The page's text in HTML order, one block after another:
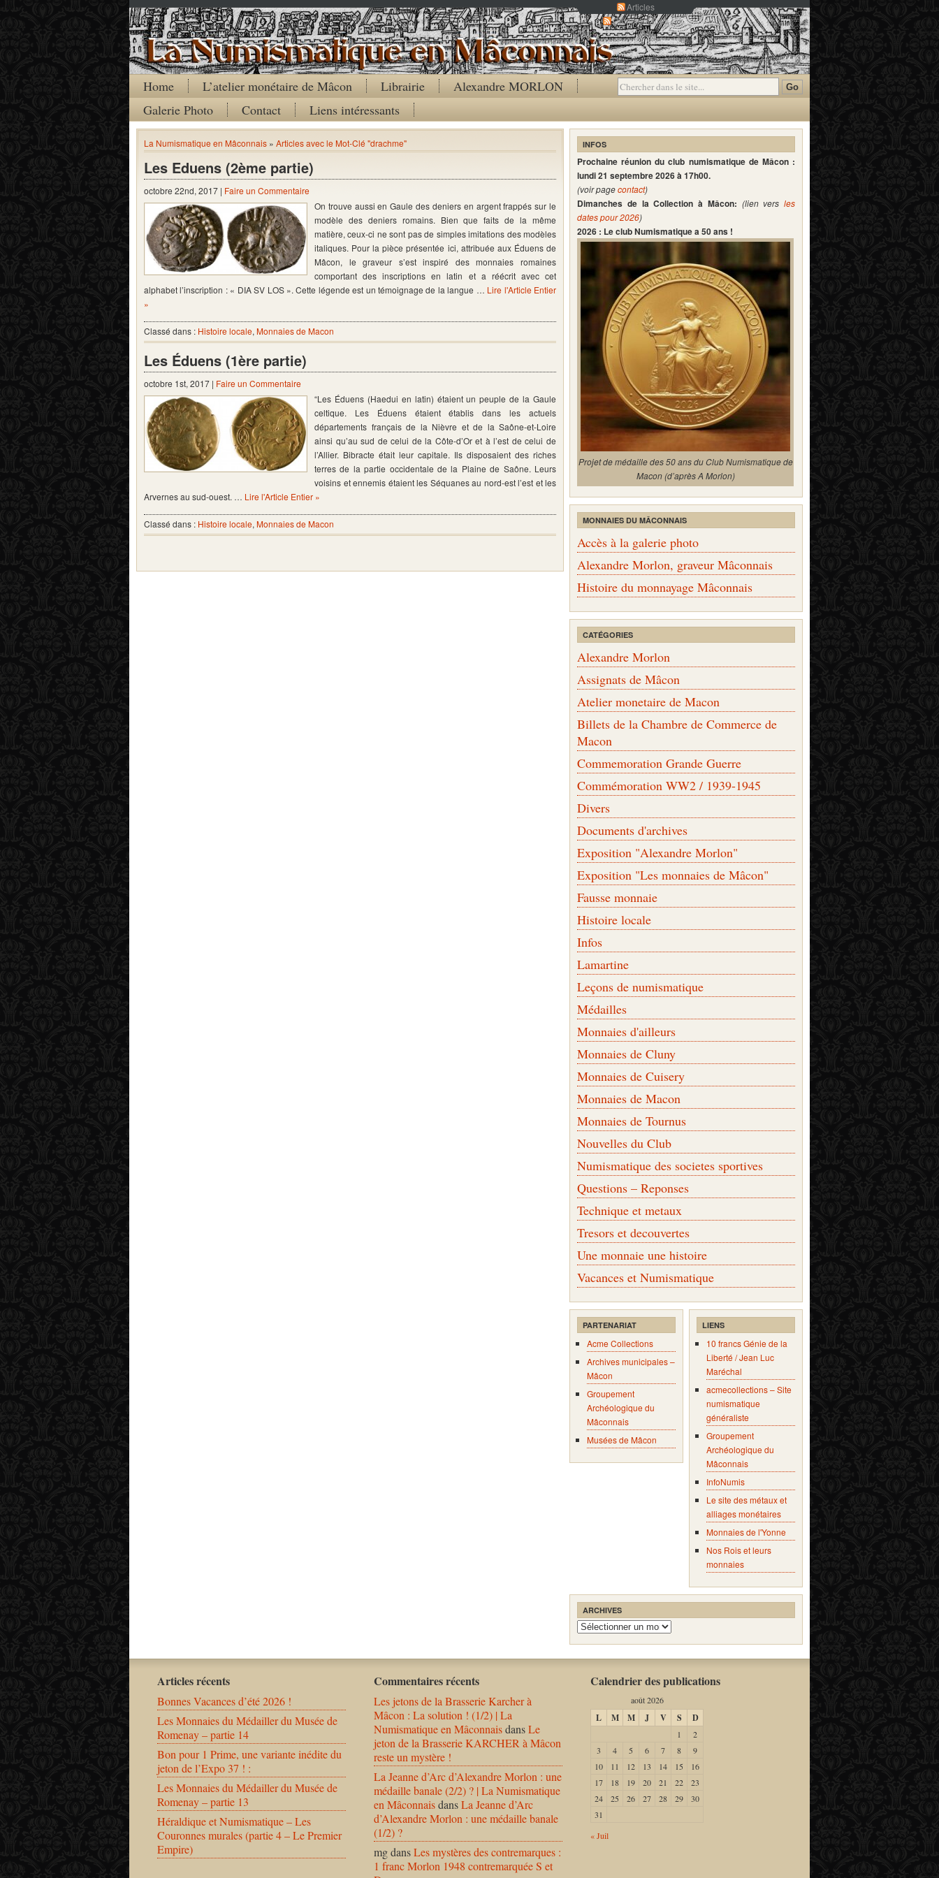
Articles
Commentaires
Home L’atelier monétaire de Mâcon Librairie
Alexandre MORLON
Galerie Photo
Contact Liens intéressants
La Numismatique en Mâconnais » Articles avec le Mot-Clé "drachme"
Les Eduens (2ème partie)
octobre 22nd, 2017 | Faire un Commentaire
On trouve aussi en Gaule des deniers en argent frappés sur le
modèle des deniers romains. Bien que faits de la même
matière, ceux-ci ne sont pas de simples imitations des modèles
italiques. Pour la pièce présentée ici, attribuée aux Éduens de
Mâcon, le graveur s’est inspiré des monnaies romaines
comportant des inscriptions en latin et a réécrit avec cet
alphabet l’inscription : « DIA SV LOS ». Cette légende est un témoignage de la langue … Lire l'Article Entier
»
Classé dans : Histoire locale, Monnaies de Macon
Les Éduens (1ère partie)
octobre 1st, 2017 | Faire un Commentaire
“Les Éduens (Haedui en latin) étaient un peuple de la Gaule
celtique. Les Éduens étaient établis dans les actuels
départements français de la Nièvre et de la Saône-et-Loire
ainsi qu’au sud de celui de la Côte-d’Or et à l’est de celui de
l’Allier. Bibracte était leur capitale. Ils disposaient des riches
terres de la partie occidentale de la Plaine de Saône. Leurs
voisins et ennemis étaient les Séquanes au nord-est l’est et les
Arvernes au sud-ouest. … Lire l'Article Entier »
Classé dans : Histoire locale, Monnaies de Macon
INFOS
Prochaine réunion du club numismatique de Mâcon :
lundi 21 septembre 2026 à 17h00.
(voir pagecontact)
Dimanches de la Collection à Mâcon: (lien vers les
dates pour 2026)
2026 : Le club Numismatique a 50 ans !
Projet de médaille des 50 ans du Club Numismatique de
Macon (d’après A Morlon)
MONNAIES DU MÂCONNAIS
Accès à la galerie photo
Alexandre Morlon, graveur Mâconnais
Histoire du monnayage Mâconnais
CATÉGORIES
Alexandre Morlon
Assignats de Mâcon
Atelier monetaire de Macon
Billets de la Chambre de Commerce de
Macon
Commemoration Grande Guerre
Commémoration WW2 / 1939-1945
Divers
Documents d'archives
Exposition "Alexandre Morlon"
Exposition "Les monnaies de Mâcon"
Fausse monnaie
Histoire locale
Infos
Lamartine
Leçons de numismatique
Médailles
Monnaies d'ailleurs
Monnaies de Cluny
Monnaies de Cuisery
Monnaies de Macon
Monnaies de Tournus
Nouvelles du Club
Numismatique des societes sportives
Questions – Reponses
Technique et metaux
Tresors et decouvertes
Une monnaie une histoire
Vacances et Numismatique
PARTENARIAT
Acme Collections
Archives municipales –
Mâcon
Groupement
Archéologique du
Mâconnais
Musées de Mâcon
LIENS
10 francs Génie de la
Liberté / Jean Luc
Maréchal
acmecollections – Site
numismatique
généraliste
Groupement
Archéologique du
Mâconnais
InfoNumis
Le site des métaux et
alliages monétaires
Monnaies de l'Yonne
Nos Rois et leurs
monnaies
ARCHIVES
Archives
Articles récents
Bonnes Vacances d’été 2026 !
Les Monnaies du Médailler du Musée de
Romenay – partie 14
Bon pour 1 Prime, une variante inédite du
jeton de l’Expo 37 ! :
Les Monnaies du Médailler du Musée de
Romenay – partie 13
Héraldique et Numismatique – Les
Couronnes murales (partie 4 – Le Premier
Empire)
Commentaires récents
Les jetons de la Brasserie Karcher à
Mâcon : La solution ! (1/2) | La
Numismatique en MâconnaisdansLe
jeton de la Brasserie KARCHER à Mâcon
reste un mystère !
La Jeanne d’Arc d’Alexandre Morlon : une
médaille banale (2/2) ? | La Numismatique
en MâconnaisdansLa Jeanne d’Arc
d’Alexandre Morlon : une médaille banale
(1/2) ?
mgdansLes mystères des contremarques :
1 franc Morlon 1948 contremarquée S et
Calendrier des publications
août 2026
L M M J V S D
1
2
3
4 5 6 7 8
9
10
11 12 13 14 15
16
17
18 19 20 21 22
23
24
25 26 27 28 29
30
31
« Juil